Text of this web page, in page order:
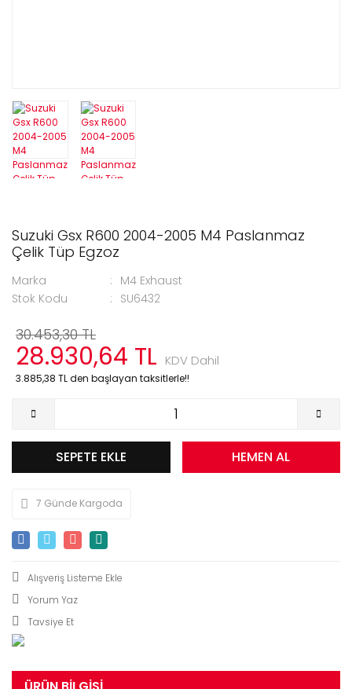
Suzuki Gsx R600 2004-2005 M4 Paslanmaz
Çelik Tüp Egzoz
Marka
M4 Exhaust
Stok Kodu
SU6432
30.453,30 TL
28.930,64 TL KDV Dahil
3.885,38 TL den başlayan taksitlerle!!
SEPETE EKLE HEMEN AL
7 Günde Kargoda
Yorum Yaz
Tavsiye Et